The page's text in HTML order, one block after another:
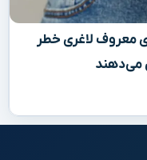
معروف لاغری خطر
می‌دهند